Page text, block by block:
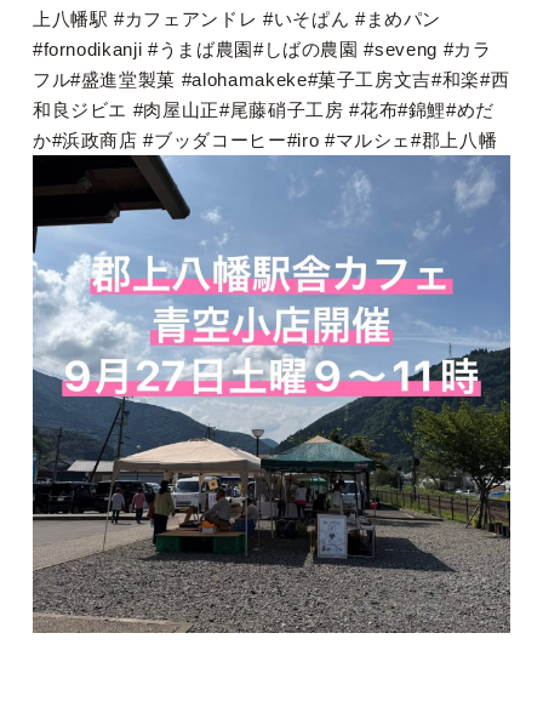
上八幡駅 #カフェアンドレ #いそぱん #まめパン
#fornodikanji #うまば農園#しばの農園 #seveng #カラ
フル#盛進堂製菓 #alohamakeke#菓子工房文吉#和楽#西
和良ジビエ #肉屋山正#尾藤硝子工房 #花布#錦鯉#めだ
か#浜政商店 #ブッダコーヒー#iro #マルシェ#郡上八幡